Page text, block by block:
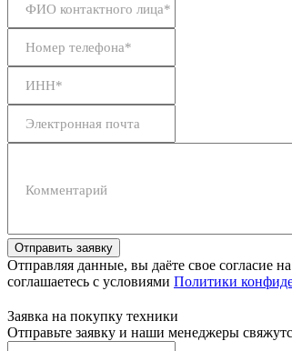
ФИО контактного лица*
Номер телефона*
ИНН*
Электронная почта
Комментарий
Отправить заявку
Отправляя данные, вы даёте свое согласие
соглашаетесь с условиями Политики
Заявка на покупку техники
Отправьте заявку и наши менеджеры